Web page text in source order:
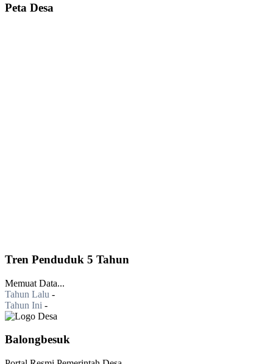
Peta Desa
Tren Penduduk 5 Tahun
Memuat Data...
Tahun Lalu -
Tahun Ini -
Balongbesuk